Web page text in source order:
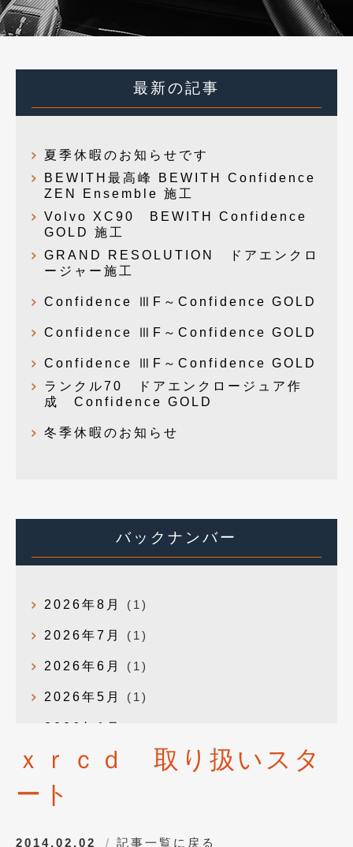
最新の記事
夏季休暇のお知らせです
BEWITH最高峰 BEWITH Confidence
ZEN Ensemble 施工
Volvo XC90 BEWITH Confidence
GOLD 施工
GRAND RESOLUTION ドアエンクロ
ージャー施工
Confidence ⅢF～Confidence GOLD
Confidence ⅢF～Confidence GOLD
Confidence ⅢF～Confidence GOLD
ランクル70 ドアエンクロージュア作
成 Confidence GOLD
冬季休暇のお知らせ
バックナンバー
2026年8月 (1)
2026年7月 (1)
2026年6月 (1)
2026年5月 (1)
2026年1月
2025年12月
2025年10月
ｘｒｃｄ 取り扱いスタ
ート
2014.02.02 記事一覧に戻る